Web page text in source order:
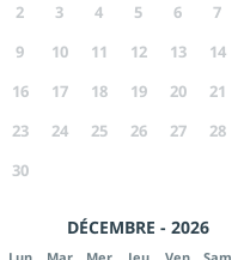
2
3 4 5 6 7
9
10 11 12 13 14
16
17 18 19 20 21
23
24 25 26 27 28
30
DÉCEMBRE - 2026